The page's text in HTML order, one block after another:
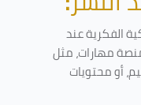
الفكرية عند
مهارات، مثل
أو محتويات